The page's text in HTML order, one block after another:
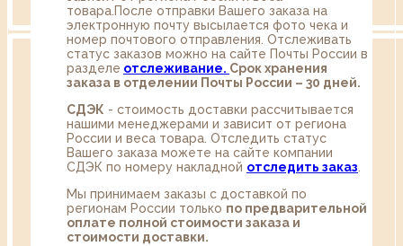
товара.После отправки Вашего заказа на
электронную почту высылается фото чека и
номер почтового отправления. Отслеживать
статус заказов можно на сайте Почты России в
разделе oтслеживание. Срок хранения
заказа в отделении Почты России – 30 дней.
СДЭК - стоимость доставки рассчитывается
нашими менеджерами и зависит от региона
России и веса товара. Отследить статус
Вашего заказа можете на сайте компании
СДЭК по номеру накладной отследить заказ
Мы принимаем заказы с доставкой по
регионам России только по предварительной
оплате полной стоимости заказа и
стоимости доставки.